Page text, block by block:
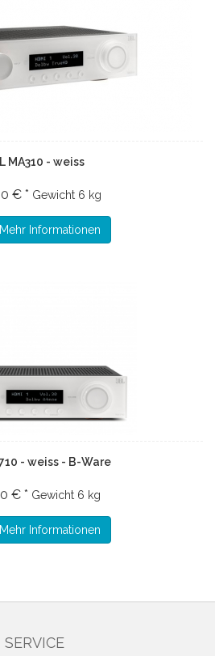
MA310 - weiss
€ * Gewicht 6 kg
Mehr Informationen
- weiss - B-Ware
€ * Gewicht 6 kg
Mehr Informationen
SERVICE